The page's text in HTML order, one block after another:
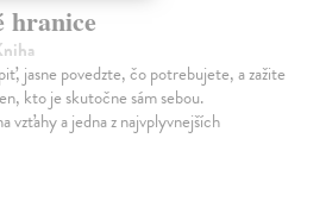
hranice
jasne povedzte, čo potrebujete, a zažite
kto je skutočne sám sebou.
vzťahy a jedna z najvplyvnejších